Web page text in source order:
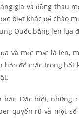
gia và đồng thau
biệt khác để chào
Quốc bằng len lụa
và một mặt là len,
hảo để mặc trong bất
bản Đặc biệt, những
quyến rũ và một